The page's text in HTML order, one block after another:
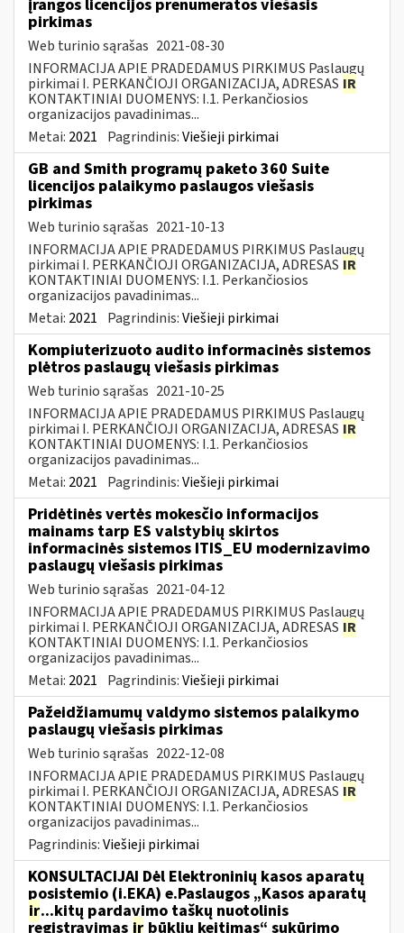
įrangos licencijos prenumeratos viešasis
pirkimas
Web turinio sąrašas 2021-08-30
INFORMACIJA APIE PRADEDAMUS PIRKIMUS Paslaugų
pirkimai I. PERKANČIOJI ORGANIZACIJA, ADRESAS IR
KONTAKTINIAI DUOMENYS: I.1. Perkančiosios
organizacijos pavadinimas...
Metai: 2021 Pagrindinis:Viešieji pirkimai
GB and Smith programų paketo 360 Suite
licencijos palaikymo paslaugos viešasis
pirkimas
Web turinio sąrašas 2021-10-13
INFORMACIJA APIE PRADEDAMUS PIRKIMUS Paslaugų
pirkimai I. PERKANČIOJI ORGANIZACIJA, ADRESAS IR
KONTAKTINIAI DUOMENYS: I.1. Perkančiosios
organizacijos pavadinimas...
Metai: 2021 Pagrindinis:Viešieji pirkimai
Kompiuterizuoto audito informacinės sistemos
plėtros paslaugų viešasis pirkimas
Web turinio sąrašas 2021-10-25
INFORMACIJA APIE PRADEDAMUS PIRKIMUS Paslaugų
pirkimai I. PERKANČIOJI ORGANIZACIJA, ADRESAS IR
KONTAKTINIAI DUOMENYS: I.1. Perkančiosios
organizacijos pavadinimas...
Metai: 2021 Pagrindinis:Viešieji pirkimai
Pridėtinės vertės mokesčio informacijos
mainams tarp ES valstybių skirtos
informacinės sistemos ITIS_EU modernizavimo
paslaugų viešasis pirkimas
Web turinio sąrašas 2021-04-12
INFORMACIJA APIE PRADEDAMUS PIRKIMUS Paslaugų
pirkimai I. PERKANČIOJI ORGANIZACIJA, ADRESAS IR
KONTAKTINIAI DUOMENYS: I.1. Perkančiosios
organizacijos pavadinimas...
Metai: 2021 Pagrindinis:Viešieji pirkimai
Pažeidžiamumų valdymo sistemos palaikymo
paslaugų viešasis pirkimas
Web turinio sąrašas 2022-12-08
INFORMACIJA APIE PRADEDAMUS PIRKIMUS Paslaugų
pirkimai I. PERKANČIOJI ORGANIZACIJA, ADRESAS IR
KONTAKTINIAI DUOMENYS: I.1. Perkančiosios
organizacijos pavadinimas...
Pagrindinis:Viešieji pirkimai
KONSULTACIJAI Dėl Elektroninių kasos aparatų
posistemio (i.EKA) e.Paslaugos „Kasos aparatų
ir...kitų pardavimo taškų nuotolinis
registravimas ir būklių keitimas“ sukūrimo